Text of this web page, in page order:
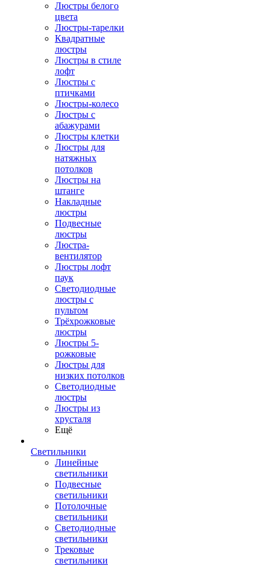
Люстры белого
цвета
Люстры-тарелки
Квадратные
люстры
Люстры в стиле
лофт
Люстры с
птичками
Люстры-колесо
Люстры с
абажурами
Люстры клетки
Люстры для
натяжных
потолков
Люстры на
штанге
Накладные
люстры
Подвесные
люстры
Люстра-
вентилятор
Люстры лофт
паук
Светодиодные
люстры с
пультом
Трёхрожковые
люстры
Люстры 5-
рожковые
Люстры для
низких потолков
Cветодиодные
люстры
Люстры из
хрусталя
Ещё
Светильники
Линейные
светильники
Подвесные
светильники
Потолочные
светильники
Светодиодные
светильники
Трековые
светильники